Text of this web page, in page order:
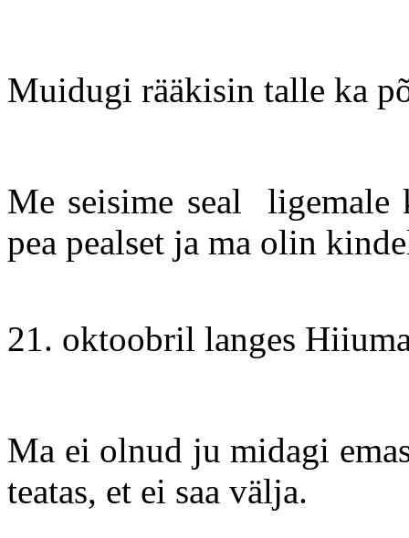
Muidugi rääkisin talle ka
Me seisime seal
pea pealset ja ma olin
21. oktoobril langes
Ma ei olnud ju midagi
teatas, et ei saa välja.